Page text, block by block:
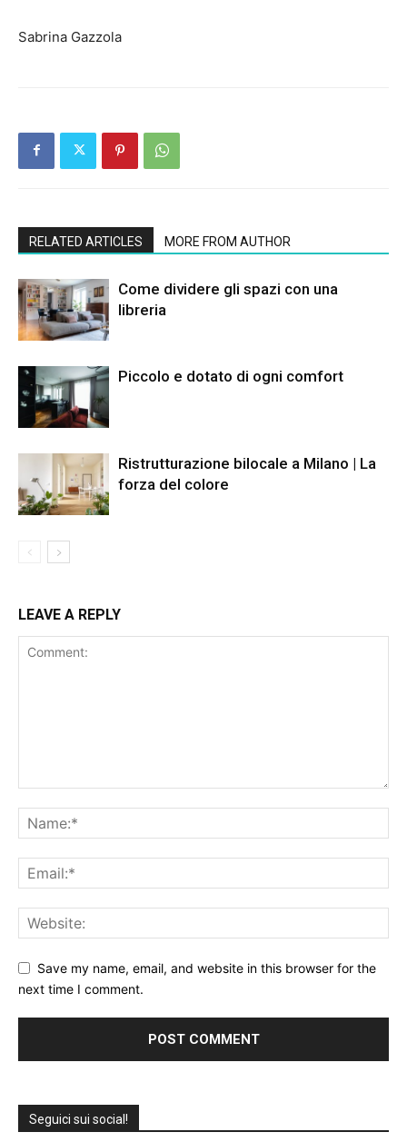
Sabrina Gazzola
RELATED ARTICLES MORE FROM AUTHOR
Come dividere gli spazi con una
libreria
Piccolo e dotato di ogni comfort
Ristrutturazione bilocale a Milano | La
forza del colore
LEAVE A REPLY
Save my name, email, and website in this browser for the
next time I comment.
Seguici sui social!